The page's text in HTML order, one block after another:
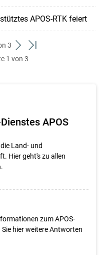
APOS-RTK feiert
3
weiter
zum
zum
1 von 3
APOS
Land- und
Hier geht's zu allen
zum APOS-
hier weitere Antworten